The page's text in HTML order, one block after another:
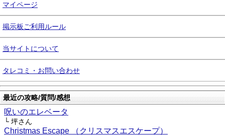
マイページ
掲示板ご利用ルール
当サイトについて
タレコミ・お問い合わせ
最近の攻略/質問/感想
呪いのエレベータ
└ 坪さん
Christmas Escape （クリスマスエスケープ）